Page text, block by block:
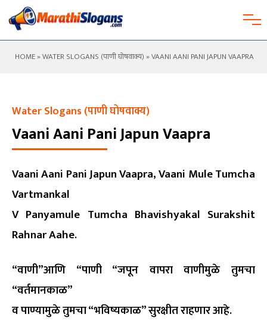
HOME»WATER SLOGANS (पाणी घोषवाक्य)» VAANI AANI PANI JAPUN VAAPRA
Water Slogans (पाणी घोषवाक्य)
Vaani Aani Pani Japun Vaapra
Vaani Aani Pani Japun Vaapra, Vaani Mule Tumcha
Vartmankal
V Panyamule Tumcha Bhavishyakal Surakshit
Rahnar Aahe.
“वाणी”आणि “पाणी “जपून वापरा वाणीमुळे तुमचा
“वर्तमानकाळ”
व पाण्यामुळे तुमचा “भविष्यकाळ” सुरक्षीत राहणार आहे.